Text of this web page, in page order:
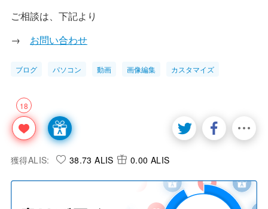
ご相談は、下記より
→ お問い合わせ
ブログ パソコン 動画 画像編集 カスタマイズ
18
獲得ALIS: 38.73 ALIS 0.00 ALIS